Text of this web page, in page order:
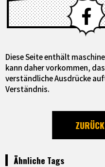
Diese Seite enthält
kann daher vorkommen,
verständliche Ausdrücke
Verständnis.
Ähnliche Tags